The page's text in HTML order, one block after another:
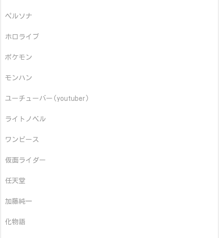
ペルソナ
ホロライブ
ポケモン
モンハン
ユーチューバー(youtuber)
ライトノベル
ワンピース
仮面ライダー
任天堂
加藤純一
化物語